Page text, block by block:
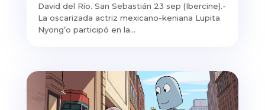
David del Río. San Sebastián 23 sep (Ibercine).-
La oscarizada actriz mexicano-keniana Lupita
Nyong’o participó en la...